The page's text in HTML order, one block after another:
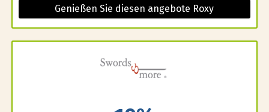
Genießen Sie diesen angebote Roxy